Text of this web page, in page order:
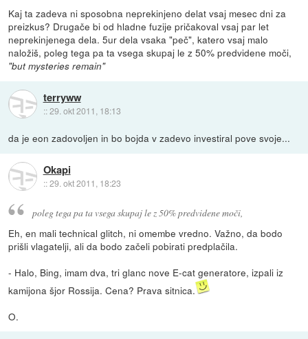
Kaj ta zadeva ni sposobna neprekinjeno delat vsaj mesec dni za
preizkus? Drugače bi od hladne fuzije pričakoval vsaj par let
neprekinjenega dela. 5ur dela vsaka "peč", katero vsaj malo
naložiš, poleg tega pa ta vsega skupaj le z 50% predvidene moči,
"but mysteries remain"
terryww
::29. okt 2011, 18:13
da je eon zadovoljen in bo bojda v zadevo investiral pove svoje...
Okapi
::29. okt 2011, 18:23
poleg tega pa ta vsega skupaj le z 50% predvidene moči,
Eh, en mali technical glitch, ni omembe vredno. Važno, da bodo
prišli vlagatelji, ali da bodo začeli pobirati predplačila.
- Halo, Bing, imam dva, tri glanc nove E-cat generatore, izpali iz
kamijona šjor Rossija. Cena? Prava sitnica.
O.